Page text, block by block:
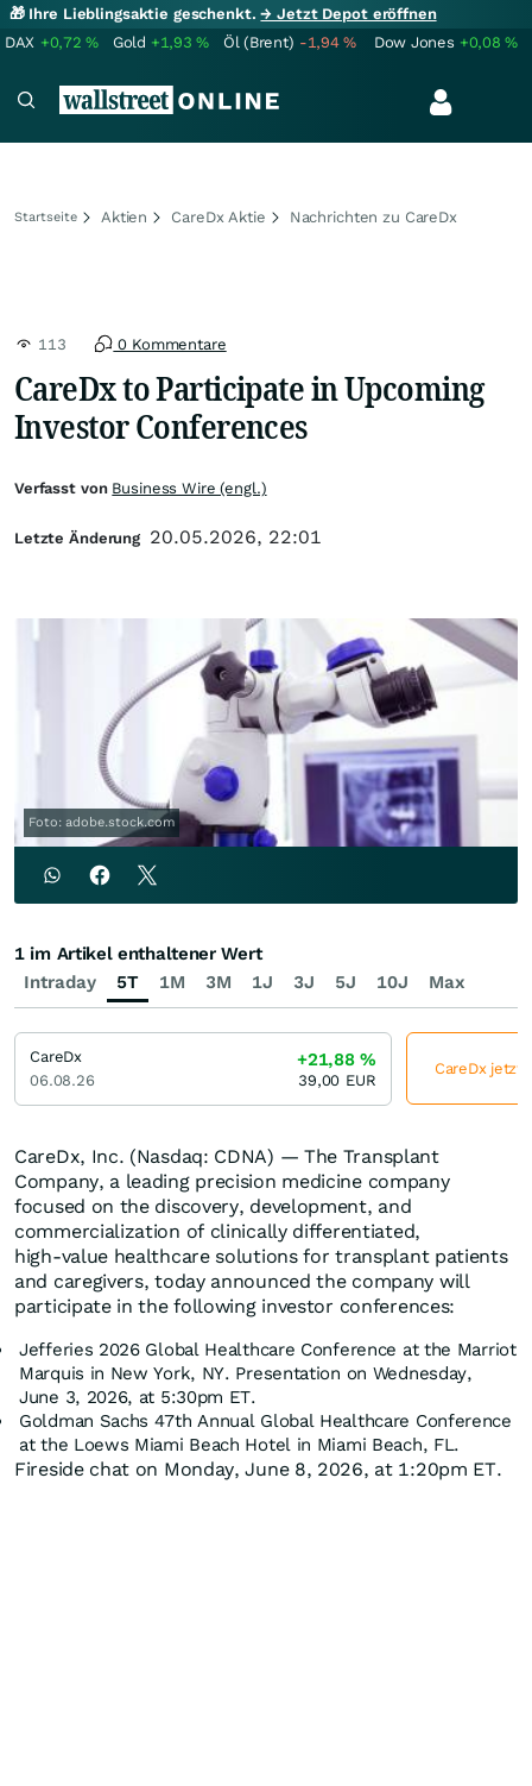
🎁 Ihre Lieblingsaktie geschenkt.→ Jetzt Depot eröffnen
DAX +0,72% Gold +1,93% Öl (Brent) -1,94% Dow Jones +0,08%
Startseite Aktien CareDx Aktie Nachrichten zu CareDx
113 0 Kommentare
CareDx to Participate in Upcoming
Investor Conferences
Foto: adobe.stock.com
CareDx, Inc. (Nasdaq: CDNA) — The Transplant
Company, a leading precision medicine company
focused on the discovery, development, and
commercialization of clinically differentiated,
high‑value healthcare solutions for transplant patients
and caregivers, today announced the company will
participate in the following investor conferences:
Jefferies 2026 Global Healthcare Conference at the Marriot
Marquis in New York, NY. Presentation on Wednesday,
June 3, 2026, at 5:30pm ET.
Goldman Sachs 47th Annual Global Healthcare Conference
at the Loews Miami Beach Hotel in Miami Beach, FL.
Fireside chat on Monday, June 8, 2026, at 1:20pm ET.
Verfasst von Business Wire (engl.)
Letzte Änderung 20.05.2026, 22:01
Intraday 5T 1M 3M 1J 3J 5J 10J Max
1 im Artikel enthaltener Wert
CareDx
06.08.26
+21,88%
39,00 EUR
CareDx jetzt